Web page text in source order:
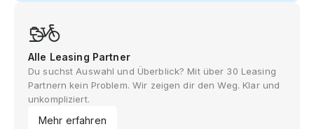
Alle Leasing Partner
Du suchst Auswahl und Überblick? Mit über 30 Leasing
Partnern kein Problem. Wir zeigen dir den Weg. Klar und
unkompliziert.
Mehr erfahren